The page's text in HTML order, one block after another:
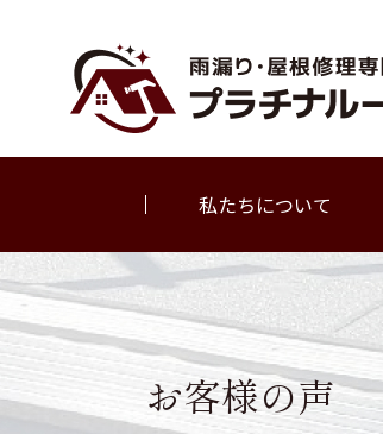
私たちについて
お客様の声